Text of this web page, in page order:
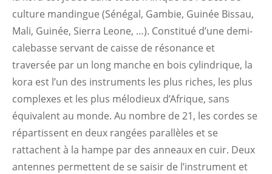
culture mandingue (Sénégal, Gambie, Guinée Bissau,
Mali, Guinée, Sierra Leone, …). Constitué d’une demi-
calebasse servant de caisse de résonance et
traversée par un long manche en bois cylindrique, la
kora est l’un des instruments les plus riches, les plus
complexes et les plus mélodieux d’Afrique, sans
équivalent au monde. Au nombre de 21, les cordes se
répartissent en deux rangées parallèles et se
rattachent à la hampe par des anneaux en cuir. Deux
antennes permettent de se saisir de l’instrument et